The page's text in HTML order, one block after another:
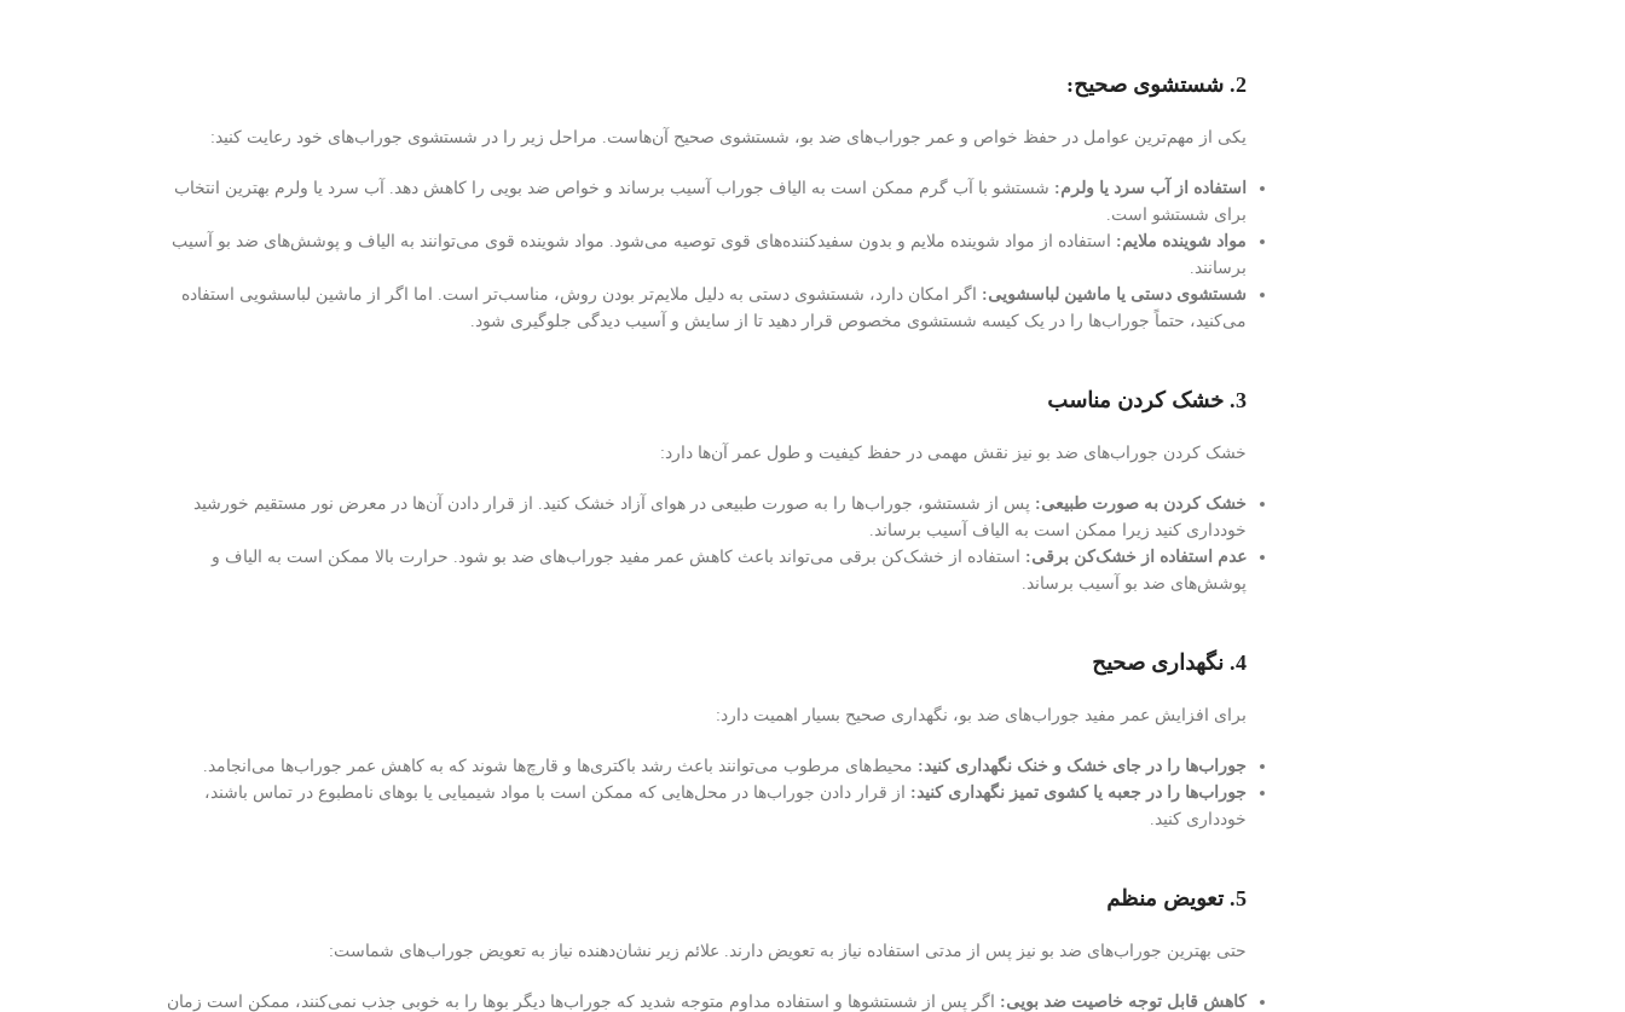
2. شستشوی صحیح:
یکی از مهم‌ترین عوامل در حفظ خواص و عمر جوراب‌های ضد بو، شستشوی صحیح آن‌هاست. مراحل زیر را در شستشوی جوراب‌های خود رعایت کنید:
استفاده از آب سرد یا ولرم: شستشو با آب گرم ممکن است به الیاف جوراب آسیب برساند و خواص ضد بویی را کاهش دهد. آب سرد یا ولرم بهترین انتخاب
برای شستشو است.
مواد شوینده ملایم: استفاده از مواد شوینده ملایم و بدون سفیدکننده‌های قوی توصیه می‌شود. مواد شوینده قوی می‌توانند به الیاف و پوشش‌های ضد بو آسیب
برسانند.
شستشوی دستی یا ماشین لباسشویی: اگر امکان دارد، شستشوی دستی به دلیل ملایم‌تر بودن روش، مناسب‌تر است. اما اگر از ماشین لباسشویی استفاده
می‌کنید، حتماً جوراب‌ها را در یک کیسه شستشوی مخصوص قرار دهید تا از سایش و آسیب دیدگی جلوگیری شود.
3. خشک کردن مناسب
خشک کردن جوراب‌های ضد بو نیز نقش مهمی در حفظ کیفیت و طول عمر آن‌ها دارد:
خشک کردن به صورت طبیعی: پس از شستشو، جوراب‌ها را به صورت طبیعی در هوای آزاد خشک کنید. از قرار دادن آن‌ها در معرض نور مستقیم خورشید
خودداری کنید زیرا ممکن است به الیاف آسیب برساند.
عدم استفاده از خشک‌کن برقی: استفاده از خشک‌کن برقی می‌تواند باعث کاهش عمر مفید جوراب‌های ضد بو شود. حرارت بالا ممکن است به الیاف و
پوشش‌های ضد بو آسیب برساند.
4. نگهداری صحیح
برای افزایش عمر مفید جوراب‌های ضد بو، نگهداری صحیح بسیار اهمیت دارد:
جوراب‌ها را در جای خشک و خنک نگهداری کنید: محیط‌های مرطوب می‌توانند باعث رشد باکتری‌ها و قارچ‌ها شوند که به کاهش عمر جوراب‌ها می‌انجامد.
جوراب‌ها را در جعبه یا کشوی تمیز نگهداری کنید: از قرار دادن جوراب‌ها در محل‌هایی که ممکن است با مواد شیمیایی یا بوهای نامطبوع در تماس باشند،
خودداری کنید.
5. تعویض منظم
حتی بهترین جوراب‌های ضد بو نیز پس از مدتی استفاده نیاز به تعویض دارند. علائم زیر نشان‌دهنده نیاز به تعویض جوراب‌های شماست:
کاهش قابل توجه خاصیت ضد بویی: اگر پس از شستشوها و استفاده مداوم متوجه شدید که جوراب‌ها دیگر بوها را به خوبی جذب نمی‌کنند، ممکن است زمان